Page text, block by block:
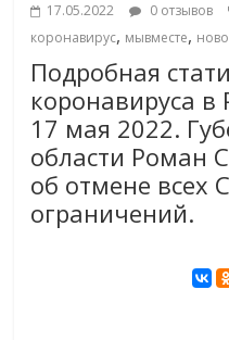
17.05.2022 0 отзывов
коронавирус, мывместе,
Подробная
коронавируса в
17 мая 2022.
области Роман
об отмене всех
ограничений.